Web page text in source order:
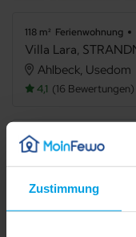
Zustimmung
118 m² Ferienwohnung
Ahlbeck, Usedom
4,1 16 Bewertungen